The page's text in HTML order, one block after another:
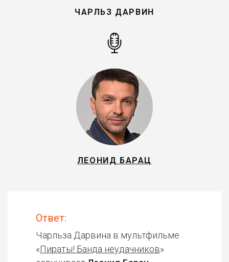
ЧАРЛЬЗ ДАРВИН
ЛЕОНИД БАРАЦ
Ответ:
Чарльза Дарвина в мультфильме
«Пираты! Банда неудачников»